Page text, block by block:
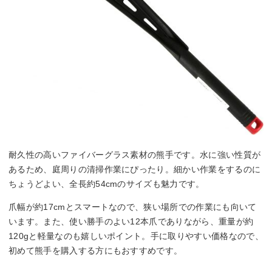
耐久性の高いファイバーグラス素材の熊手です。水に強い性質が
あるため、庭周りの清掃作業にぴったり。細かい作業をするのに
ちょうどよい、全長約54cmのサイズも魅力です。
爪幅が約17cmとスマートなので、狭い場所での作業にも向いて
います。また、使い勝手のよい12本爪でありながら、重量が約
120gと軽量なのも嬉しいポイント。手に取りやすい価格なので、
初めて熊手を購入する方にもおすすめです。